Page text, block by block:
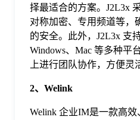
择最适合的方案。J2L3x
对称加密、专用频道等，
的安全。此外，J2L3x 支
Windows、Mac 等多种平
上进行团队协作，方便灵
2、Welink
Welink 企业IM是一款高